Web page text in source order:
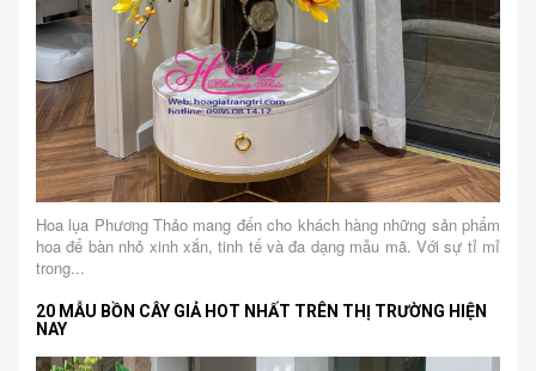
Hoa lụa Phương Thảo mang đến cho khách hàng những sản phẩm
hoa để bàn nhỏ xinh xắn, tinh tế và đa dạng mẫu mã. Với sự tỉ mỉ
trong...
20 MẪU BỒN CÂY GIẢ HOT NHẤT TRÊN THỊ TRƯỜNG HIỆN
NAY